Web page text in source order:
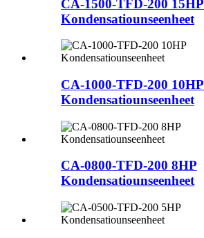
CA-1500-TFD-200 15HP
Kondensatiounseenheet
CA-1000-TFD-200 10HP
Kondensatiounseenheet
CA-0800-TFD-200 8HP
Kondensatiounseenheet